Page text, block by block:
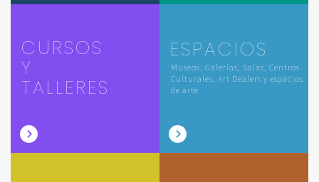
CURSOS
Y
TALLERES
ESPACIOS
Museos, Galerías, Salas, Centros
Culturales, Art Dealers y espacios
de arte